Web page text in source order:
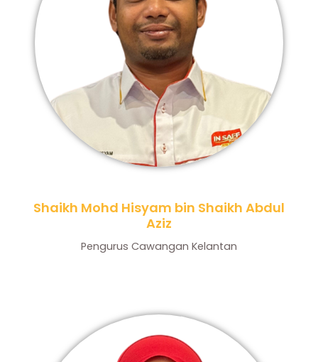
Shaikh Mohd Hisyam bin Shaikh Abdul
Aziz
Pengurus Cawangan Kelantan